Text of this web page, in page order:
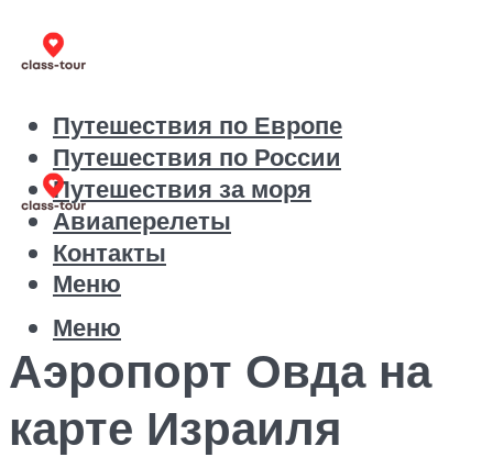
Путешествия по Европе
Путешествия по России
Путешествия за моря
Авиаперелеты
Контакты
Меню
Меню
Аэропорт Овда на
карте Израиля